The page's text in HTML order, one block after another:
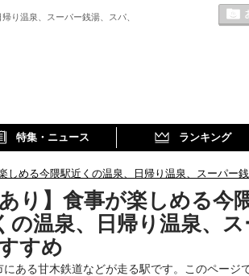
り温泉、スーパー銭湯、スパ、
特集・ニュース ランキング
しめる今隈駅近くの温泉、日帰り温泉、スーパー
り】食事が楽しめる今
の温泉、日帰り温泉、ス
すめ
ある甘木鉄道などが走る駅です。このページ